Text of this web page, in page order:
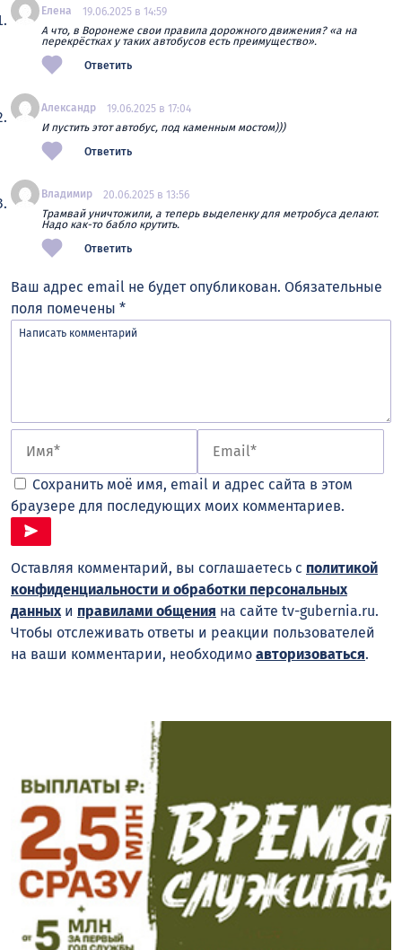
Елена
19.06.2025 в 14:59
А что, в Воронеже свои правила дорожного движения? «а на
перекрёстках у таких автобусов есть преимущество».
Ответить
Александр
19.06.2025 в 17:04
И пустить этот автобус, под каменным мостом)))
Ответить
Владимир
20.06.2025 в 13:56
Трамвай уничтожили, а теперь выделенку для метробуса делают.
Надо как-то бабло крутить.
Ответить
Ваш адрес email не будет опубликован. Обязательные
поля помечены *
Сохранить моё имя, email и адрес сайта в этом
браузере для последующих моих комментариев.
Оставляя комментарий, вы соглашаетесь с политикой
конфиденциальности и обработки персональных
данных и правилами общения на сайте tv-gubernia.ru.
Чтобы отслеживать ответы и реакции пользователей
на ваши комментарии, необходимо авторизоваться.